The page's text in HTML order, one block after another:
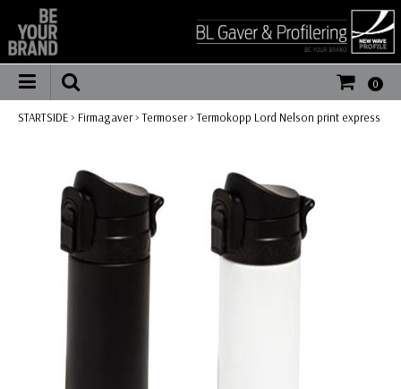
0
STARTSIDE> Firmagaver>Termoser>Termokopp Lord Nelson print express